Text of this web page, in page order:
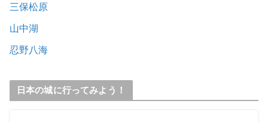
三保松原
山中湖
忍野八海
日本の城に行ってみよう！